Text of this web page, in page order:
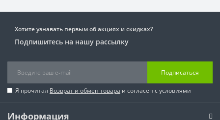
Хотите узнавать первым об акциях и скидках?
Подпишитесь на нашу рассылку
Подписаться
Я прочитал Возврат и обмен товара и согласен с условиями
Информация